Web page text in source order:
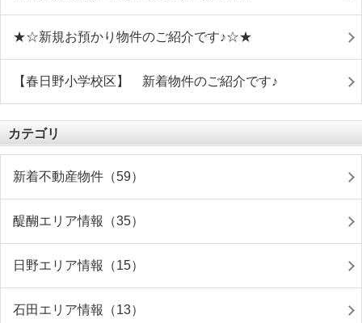
★☆新規お預かり物件のご紹介です♪☆★
【春日野小学校区】 新着物件のご紹介です♪
カテゴリ
新着不動産物件（59）
醍醐エリア情報（35）
日野エリア情報（15）
石田エリア情報（13）